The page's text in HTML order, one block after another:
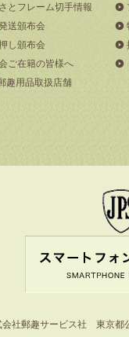
とフレーム切手情報
送頒布会
し頒布会
ご在籍の皆様へ
趣用品取扱店舗
会社郵趣サービス社 東京